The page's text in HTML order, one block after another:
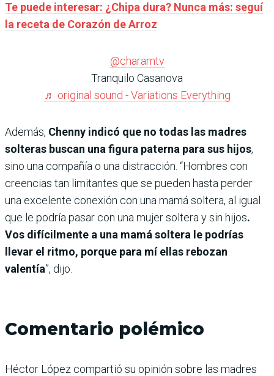
Te puede interesar: ¿Chipa dura? Nunca más: seguí
la receta de Corazón de Arroz
@charamtv
Tranquilo Casanova
♬ original sound - Variations Everything
Además, Chenny indicó que no todas las madres
solteras buscan una figura paterna para sus hijos,
sino una compañía o una distracción. “Hombres con
creencias tan limitantes que se pueden hasta perder
una excelente conexión con una mamá soltera, al igual
que le podría pasar con una mujer soltera y sin hijos.
Vos difícilmente a una mamá soltera le podrías
llevar el ritmo, porque para mí ellas rebozan
valentía”, dijo.
Comentario polémico
Héctor López compartió su opinión sobre las madres